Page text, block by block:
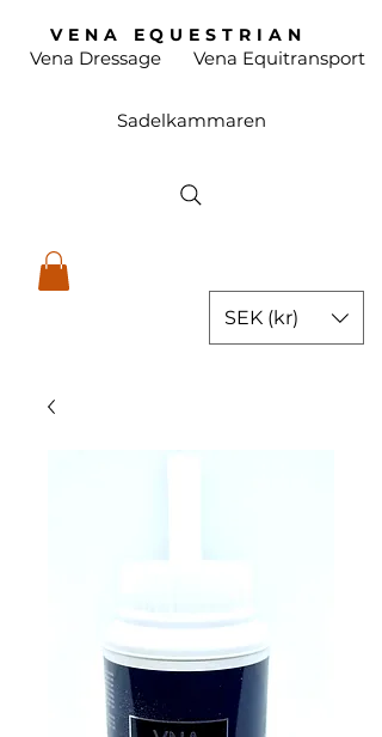
VENA EQUESTRIAN
Vena Dressage
Vena Equitransport
Sadelkammaren
SEK (kr)